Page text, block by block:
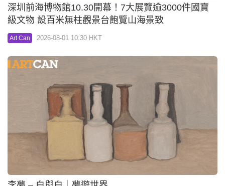
深圳前海博物館10.30開幕！7大展覽逾3000件國寶
級文物 設百米無柱觀景台飽覽山海景致
Art Can 2026-08-01 10:30 HKT